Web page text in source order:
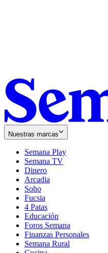
Nuestras marcas
Semana Play
Semana TV
Dinero
Arcadia
Soho
in
new
window
Fucsia
in
new
window
4 Patas
Educación
Foros Semana
Finanzas Personales
Semana Rural